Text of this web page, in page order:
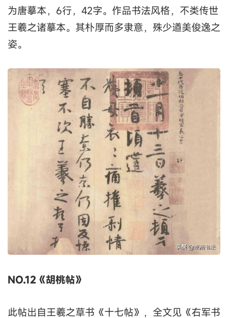
为唐摹本，6行，42字。作品书法风格，不类传世
王羲之诸摹本。其朴厚而多隶意，殊少遒美俊逸之
姿。
NO.12《胡桃帖》
此帖出自王羲之草书《十七帖》，全文见《右军书